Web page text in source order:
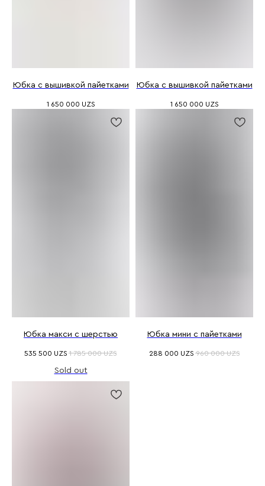
Юбка с вышивкой пайетками
1 650 000 UZS
Юбка с вышивкой пайетками
1 650 000 UZS
Юбка макси с шерстью
535 500 UZS 1 785 000 UZS
Юбка мини с пайетками
288 000 UZS 960 000 UZS